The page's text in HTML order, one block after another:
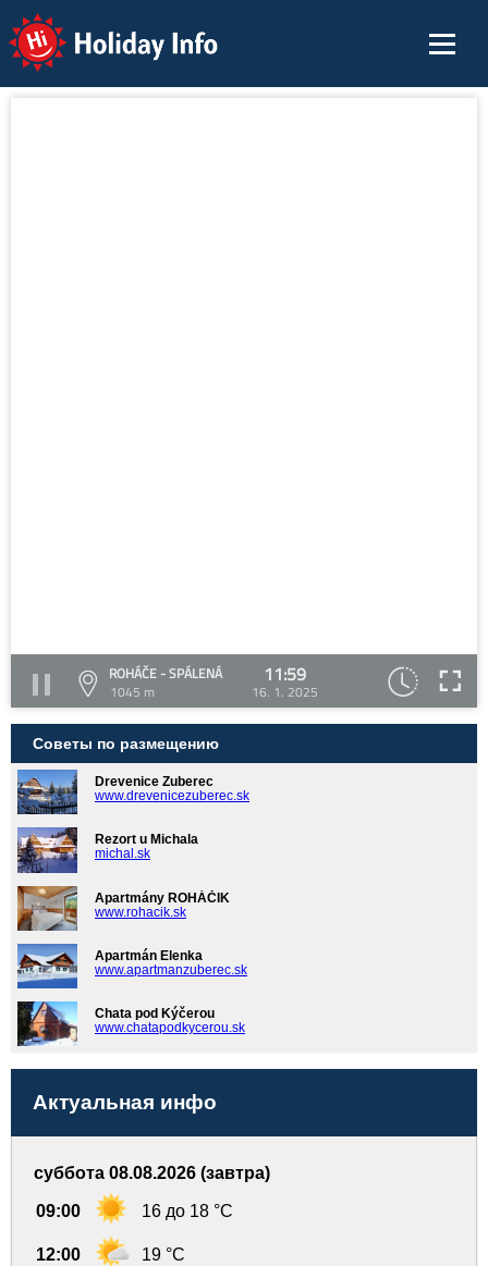
Holiday Info
ROHÁČE - SPÁLENÁ
1045 m
11:59
16. 1. 2025
Советы по размещению
Drevenice Zuberec
www.drevenicezuberec.sk
Rezort u Michala
michal.sk
Apartmány ROHÁČIK
www.rohacik.sk
Apartmán Elenka
www.apartmanzuberec.sk
Chata pod Kýčerou
www.chatapodkycerou.sk
Актуальная инфо
суббота 08.08.2026 (завтра)
09:00 16 до 18 °C
12:00 19 °C